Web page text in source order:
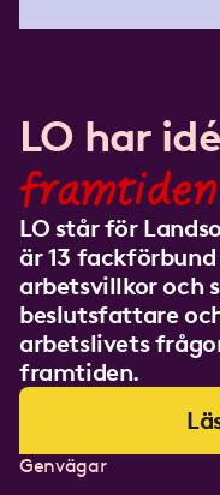
LO har
framtiden
LO står för
är 13
arbetsvillkor och
beslutsfattare
arbetslivets
framtiden.
Genvägar